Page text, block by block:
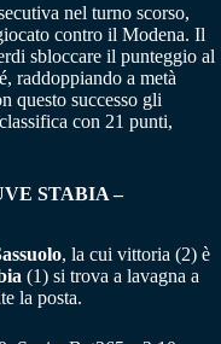
nel turno scorso,
contro il Modena. Il
sbloccare il punteggio al
raddoppiando a metà
questo successo gli
con 21 punti,
STABIA –
, la cui vittoria (2) è
(1) si trova a lavagna a
la posta.